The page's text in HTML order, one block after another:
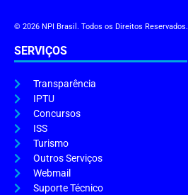
© 2026 NPI Brasil. Todos os Direitos Reservados.
SERVIÇOS
Transparência
IPTU
Concursos
ISS
Turismo
Outros Serviços
Webmail
Suporte Técnico